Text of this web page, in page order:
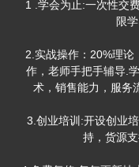
1 .学会为止:一次性交
限
2.实战操作：20%理
作，老师手把手辅导.
术，销售能力，服务
3.创业培训:开设创业
持，货源